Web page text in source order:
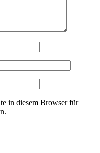
in diesem Browser für